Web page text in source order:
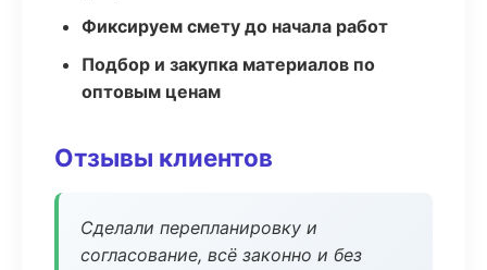
Фиксируем смету до начала работ
Подбор и закупка материалов по
оптовым ценам
Отзывы клиентов
Сделали перепланировку и
согласование, всё законно и без